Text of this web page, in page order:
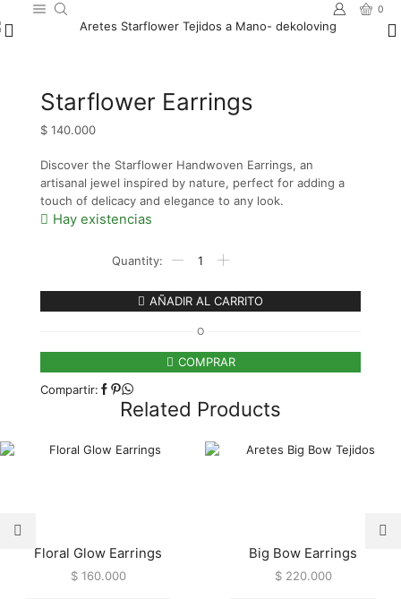
0
Starflower Earrings
$ 140.000
Discover the Starflower Handwoven Earrings, an
artisanal jewel inspired by nature, perfect for adding a
touch of delicacy and elegance to any look.
Hay existencias
Earrings
AÑADIR AL CARRITO
O
COMPRAR
Compartir:
Related Products
Floral Glow Earrings
$160.000
Big Bow Earrings
$220.000